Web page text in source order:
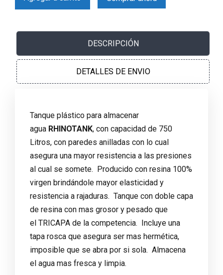
DESCRIPCIÓN
DETALLES DE ENVIO
Tanque plástico para almacenar
agua RHINOTANK, con capacidad de 750
Litros, con paredes anilladas con lo cual
asegura una mayor resistencia a las presiones
al cual se somete. Producido con resina 100%
virgen brindándole mayor elasticidad y
resistencia a rajaduras. Tanque con doble capa
de resina con mas grosor y pesado que
el TRICAPA de la competencia. Incluye una
tapa rosca que asegura ser mas hermética,
imposible que se abra por si sola. Almacena
el agua mas fresca y limpia.